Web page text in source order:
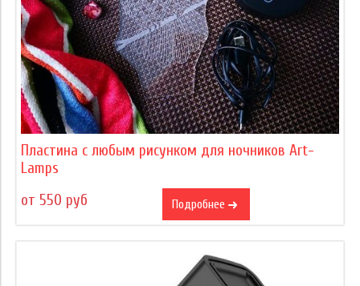
Пластина с любым рисунком для ночников Art-
Lamps
от 550 руб
Подробнее